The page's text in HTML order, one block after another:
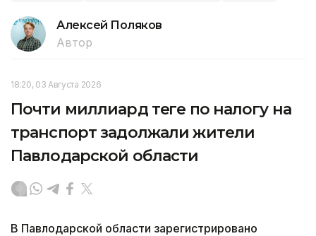
Алексей Поляков
Автор
18:20, 03 Августа 2026
Почти миллиард теңге по налогу на
транспорт задолжали жители
Павлодарской области
В Павлодарской области зарегистрировано